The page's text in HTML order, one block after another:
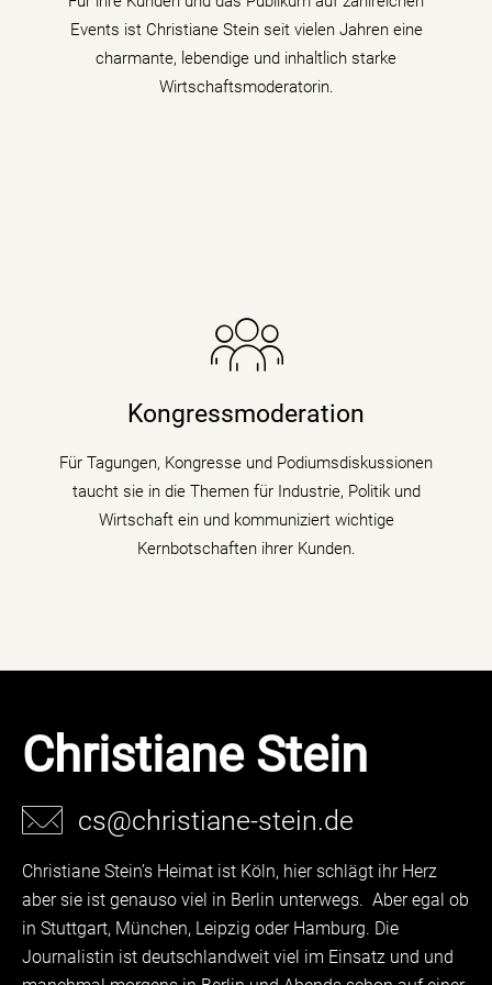
Events ist Christiane Stein seit vielen Jahren eine
charmante, lebendige und inhaltlich starke
Wirtschaftsmoderatorin.
mehr erfahren
Kongressmoderation
Für Tagungen, Kongresse und Podiumsdiskussionen
taucht sie in die Themen für Industrie, Politik und
Wirtschaft ein und kommuniziert wichtige
Kernbotschaften ihrer Kunden.
Die Nachrichenjournalistin eröffnet Vorständen,
Ministern und Wirtschaftsgrößen die Bühne auf
Kongressen und Fachtagungen und füllt
Podiumsdiskussionen und Talks mit Kompetenz,
Charme und Lebendigkeit.
mehr erfahren
Christiane Stein
cs@christiane-stein.de
Christiane Stein’s Heimat ist Köln, hier schlägt ihr Herz
aber sie ist genauso viel in Berlin unterwegs. Aber egal ob
in Stuttgart, München, Leipzig oder Hamburg. Die
Journalistin ist deutschlandweit viel im Einsatz und und